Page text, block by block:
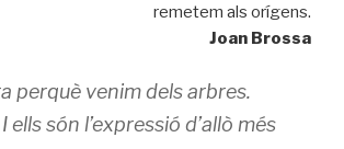
remetem als orígens.
Joan Brossa
perquè venim dels arbres.
ells són l’expressió d’allò més